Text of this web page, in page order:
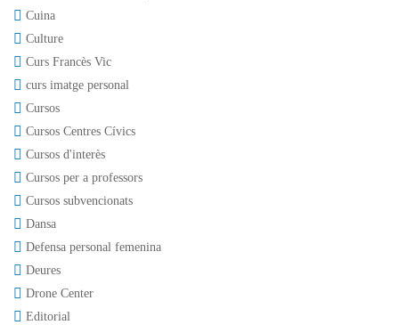
Cuina
Culture
Curs Francès Vic
curs imatge personal
Cursos
Cursos Centres Cívics
Cursos d'interès
Cursos per a professors
Cursos subvencionats
Dansa
Defensa personal femenina
Deures
Drone Center
Editorial